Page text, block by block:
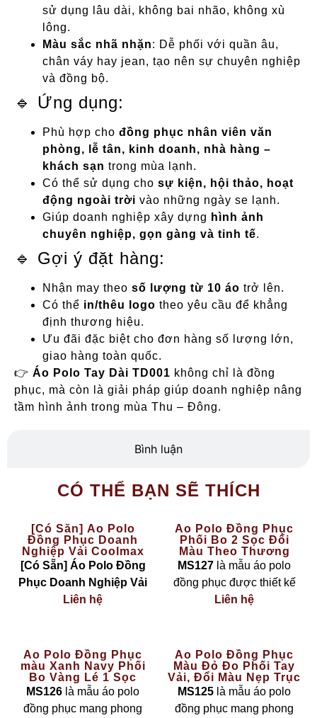
Bình luận
sử dụng lâu dài, không bai nhão, không xù
lông.
Màu sắc nhã nhặn: Dễ phối với quần âu,
chân váy hay jean, tạo nên sự chuyên nghiệp
và đồng bộ.
🔹 Ứng dụng:
Phù hợp cho đồng phục nhân viên văn
phòng, lễ tân, kinh doanh, nhà hàng –
khách sạn trong mùa lạnh.
Có thể sử dụng cho sự kiện, hội thảo, hoạt
động ngoài trời vào những ngày se lạnh.
Giúp doanh nghiệp xây dựng hình ảnh
chuyên nghiệp, gọn gàng và tinh tế.
🔹 Gợi ý đặt hàng:
Nhận may theo số lượng từ 10 áo trở lên.
Có thể in/thêu logo theo yêu cầu để khẳng
định thương hiệu.
Ưu đãi đặc biệt cho đơn hàng số lượng lớn,
giao hàng toàn quốc.
👉 Áo Polo Tay Dài TD001 không chỉ là đồng
phục, mà còn là giải pháp giúp doanh nghiệp nâng
tầm hình ảnh trong mùa Thu – Đông.
CÓ THỂ BẠN SẼ THÍCH
[Có Sẵn] Áo Polo
Đồng Phục Doanh
Nghiệp Vải Coolmax
Màu Vàng – The Basic
[Có Sẵn] Áo Polo Đồng
Phục Doanh Nghiệp Vải
Coolmax Màu Vàng – The
nhóm cần đồng phục
nhanh chóng nhưng vẫn
đảm bảo sựchuyên
nghiệp – thoải mái – bền
Liên hệ
Áo Polo Đồng Phục
Phối Bo 2 Sọc Đổi
Màu Theo Thương
Hiệu MS127
MS127 là mẫu áo polo
đồng phục được thiết kế
theo phong cách
hiệu , nổi bật với chi tiếtbo
cổ và bo tay phối 2 sọc
đổi màutheo màu logo
doanh nghiệp. Thiết kế
Liên hệ
Áo Polo Đồng Phục
màu Xanh Navy Phối
Bo Vàng Lé 1 Sọc
MS126
MS126 là mẫu áo polo
đồng phục mang phong
Áo Polo Đồng Phục
Màu Đỏ Đo Phối Tay
Vải, Đổi Màu Nẹp Trục
Cúc Thời Trang MS125
MS125 là mẫu áo polo
đồng phục mang phong